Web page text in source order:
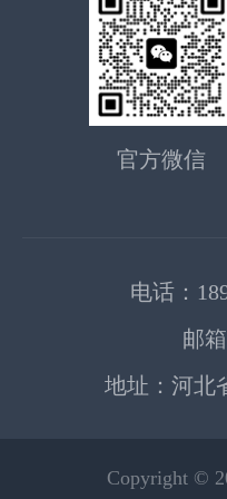
官方微信
电话：
邮
地址：河北
Copyright ©